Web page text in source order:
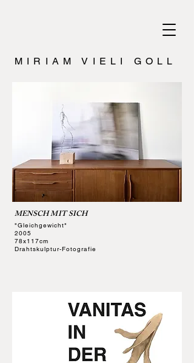
MIRIAM VIELI GOLL
MENSCH MIT SICH
"Gleichgewicht"
2005
78x117cm
Drahtskulptur-Fotografie